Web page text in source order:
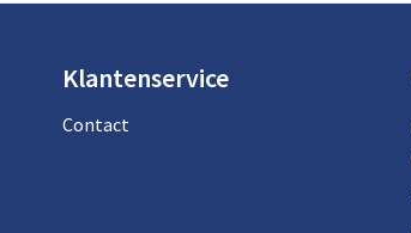
Klantenservice
Contact